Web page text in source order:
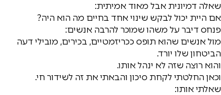
שאלה דמיונית אבל מאוד אמיתית:
אם היית יכול לבקש שינוי אחד בחיים מה הוא היה?
פנחס דיבר על משהו שמוכר להרבה אנשים:
מול אנשים שהוא תופס ככריזמטיים, בכירים, מובילי דעה
הביטחון שלו יורד.
והוא רוצה שזה לא ינהל אותו.
וכאן החלטתי לקחת סיכון והבאתי את זה לשידור חי.
שאלתי אותו: